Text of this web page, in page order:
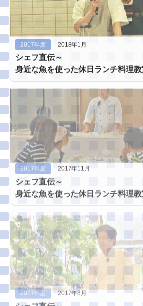
2017年度 2018年1月
シェフ直伝～
身近な魚を使った休日ランチ料理
2017年度 2017年11月
シェフ直伝～
身近な魚を使った休日ランチ料理
2017年度 2017年8月
シェフ直伝～